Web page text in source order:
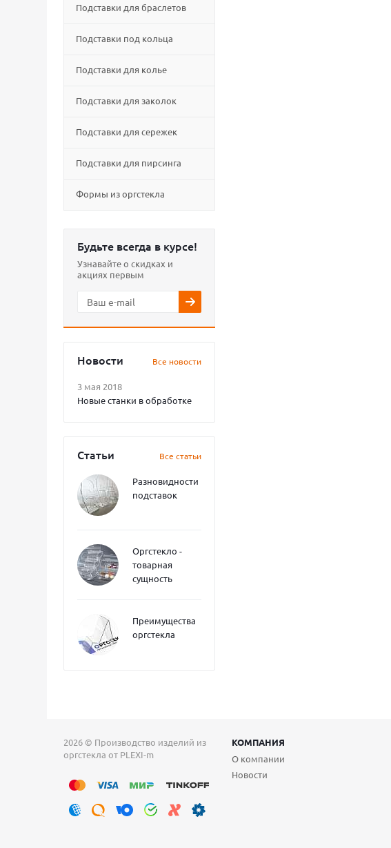
Подставки для браслетов
Подставки под кольца
Подставки для колье
Подставки для заколок
Подставки для сережек
Подставки для пирсинга
Формы из оргстекла
Будьте всегда в курсе!
Узнавайте о скидках и
акциях первым
Новости Все новости
3 мая 2018
Новые станки в обработке
Статьи Все статьи
Разновидности
подставок
Оргстекло -
товарная
сущность
Преимущества
оргстекла
2026 © Производство изделий из
оргстекла от PLEXI-m
КОМПАНИЯ
О компании
Новости